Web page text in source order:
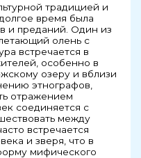
традицией и
время была
и преданий. Один из
олень с
встречается в
особенно в
озеру и вблизи
этнографов,
отражением
соединяется с
между
встречается
и зверя, что в
мифического